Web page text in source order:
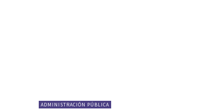
ADMINISTRACIÓN PÚBLICA